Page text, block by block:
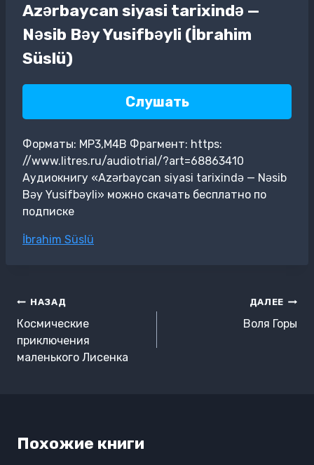
Azərbaycan siyasi tarixində —
Nəsib Bəy Yusifbəyli (İbrahim
Süslü)
Слушать
Форматы: MP3,M4B Фрагмент: https:
//www.litres.ru/audiotrial/?art=68863410
Аудиокнигу «Azərbaycan siyasi tarixində — Nəsib
Bəy Yusifbəyli» можно скачать бесплатно по
подписке
Метки
İbrahim Süslü
Навигация
по
записям
НАЗАД
Космические
приключения
маленького Лисенка
ДАЛЕЕ
Воля Горы
Похожие книги